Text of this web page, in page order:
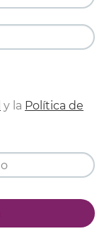
y la Política de